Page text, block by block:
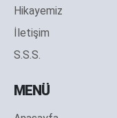
Hikayemiz
İletişim
S.S.S.
MENÜ